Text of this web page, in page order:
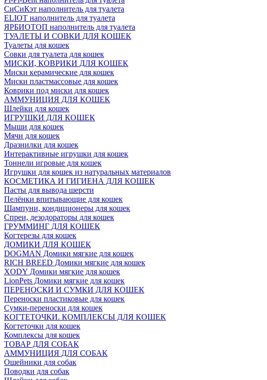
СиСиКэт наполнитель для туалета
ELIOT наполнитель для туалета
ЯРБИОТОП наполнитель для туалета
ТУАЛЕТЫ И СОВКИ ДЛЯ КОШЕК
Туалеты для кошек
Совки для туалета для кошек
МИСКИ, КОВРИКИ ДЛЯ КОШЕК
Миски керамические для кошек
Миски пластмассовые для кошек
Коврики под миски для кошек
АММУНИЦИЯ ДЛЯ КОШЕК
Шлейки для кошек
ИГРУШКИ ДЛЯ КОШЕК
Мыши для кошек
Мячи для кошек
Дразнилки для кошек
Интерактивные игрушки для кошек
Тоннели игровые для кошек
Игрушки для кошек из натуральных материалов
КОСМЕТИКА И ГИГИЕНА ДЛЯ КОШЕК
Пасты для вывода шерсти
Пелёнки впитывающие для кошек
Шампуни, кондиционеры для кошек
Спреи, дезодораторы для кошек
ГРУММИНГ ДЛЯ КОШЕК
Когтерезы для кошек
ДОМИКИ ДЛЯ КОШЕК
DOGMAN Домики мягкие для кошек
RICH BREED Домики мягкие для кошек
XODY Домики мягкие для кошек
LionPets Домики мягкие для кошек
ПЕРЕНОСКИ И СУМКИ ДЛЯ КОШЕК
Переноски пластиковые для кошек
Сумки-переноски для кошек
КОГТЕТОЧКИ. КОМПЛЕКСЫ ДЛЯ КОШЕК
Когтеточки для кошек
Комплексы для кошек
ТОВАР ДЛЯ СОБАК
АММУНИЦИЯ ДЛЯ СОБАК
Ошейники для собак
Поводки для собак